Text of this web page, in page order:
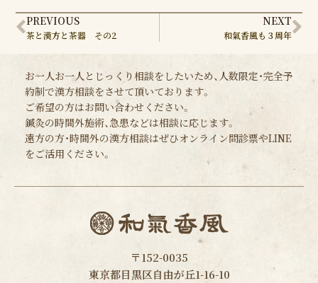
Prev
PREVIOUS
茶と漢方と茶器 その2
NEXT
和氣香風も３周年
お一人お一人とじっくり相談をしたいため、人数限定・完全予
約制で漢方相談をさせて頂いております。
ご希望の方はお問い合わせください。
鍼灸の時間外施術、急患などは相談に応じます。
遠方の方・時間外の漢方相談はぜひオンライン問診票やLINE
をご活用ください。
〒152-0035
東京都目黒区自由が丘1-16-10